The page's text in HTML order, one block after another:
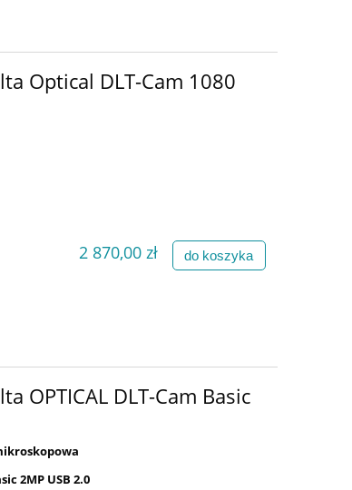
Optical DLT-Cam 1080
2 870,00 zł do koszyka
OPTICAL DLT-Cam Basic
2MP USB 2.0